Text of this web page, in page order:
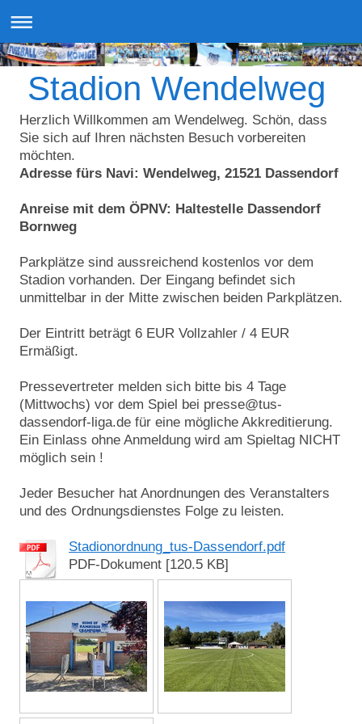
Stadion Wendelweg
Herzlich Willkommen am Wendelweg. Schön, dass
Sie sich auf Ihren nächsten Besuch vorbereiten
möchten.
Adresse fürs Navi: Wendelweg, 21521 Dassendorf
Anreise mit dem ÖPNV: Haltestelle Dassendorf
Bornweg
Parkplätze sind aussreichend kostenlos vor dem
Stadion vorhanden. Der Eingang befindet sich
unmittelbar in der Mitte zwischen beiden Parkplätzen.
Der Eintritt beträgt 6 EUR Vollzahler / 4 EUR
Ermäßigt.
Pressevertreter melden sich bitte bis 4 Tage
(Mittwochs) vor dem Spiel bei presse@tus-
dassendorf-liga.de für eine mögliche Akkreditierung.
Ein Einlass ohne Anmeldung wird am Spieltag NICHT
möglich sein !
Jeder Besucher hat Anordnungen des Veranstalters
und des Ordnungsdienstes Folge zu leisten.
Stadionordnung_tus-Dassendorf.pdf
PDF-Dokument [120.5 KB]